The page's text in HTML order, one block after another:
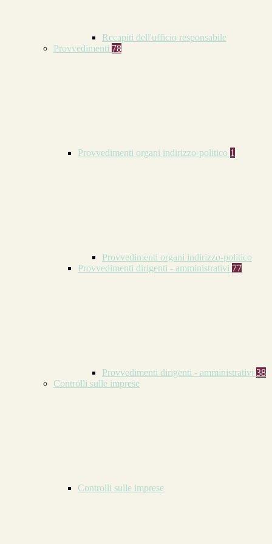
Recapiti dell'ufficio responsabile
Provvedimenti 78
Provvedimenti organi indirizzo-politico 1
Provvedimenti organi indirizzo-politico
Provvedimenti dirigenti - amministrativi 77
Provvedimenti dirigenti - amministrativi 38
Controlli sulle imprese
Controlli sulle imprese